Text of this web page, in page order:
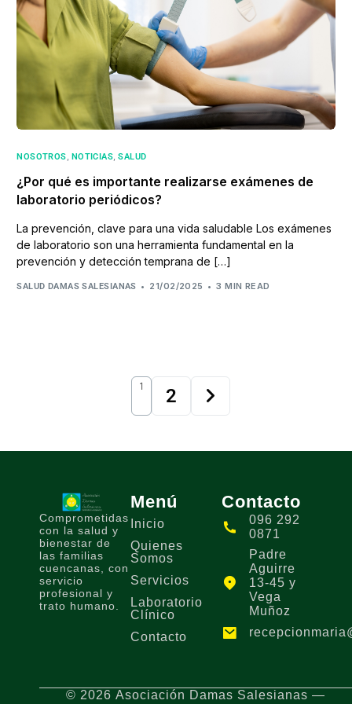
NOSOTROS, NOTICIAS,SALUD
¿Por qué es importante realizarse exámenes de
laboratorio periódicos?
La prevención, clave para una vida saludable Los exámenes
de laboratorio son una herramienta fundamental en la
prevención y detección temprana de […]
SALUD DAMAS SALESIANAS 21/02/2025 3 MIN READ
1 2
Comprometidas
con la salud y
bienestar de
las familias
cuencanas, con
servicio
profesional y
trato humano.
Menú
Inicio
Quienes
Somos
Servicios
Laboratorio
Clínico
Contacto
Contacto
096 292
0871
Padre
Aguirre
13-45 y
Vega
Muñoz
© 2026 Asociación Damas Salesianas —